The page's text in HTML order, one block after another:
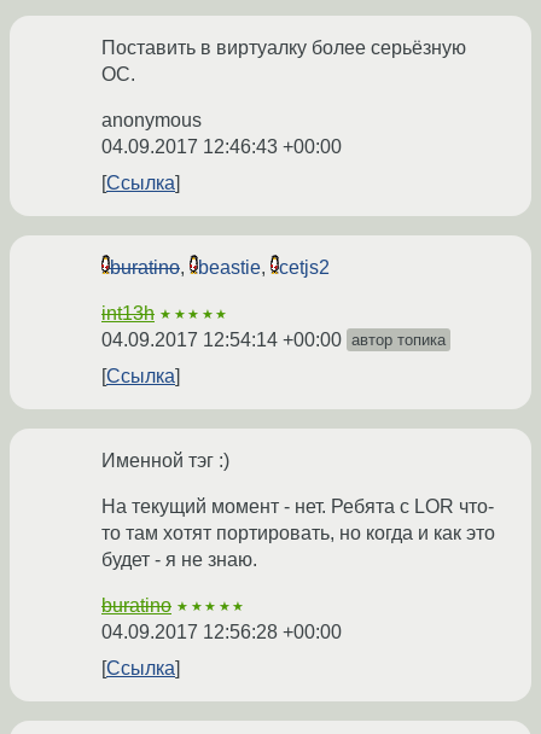
Поставить в виртуалку более серьёзную
ОС.
anonymous
04.09.2017 12:46:43 +00:00
Ссылка
buratino, beastie, cetjs2
int13h ★★★★★
04.09.2017 12:54:14 +00:00 автор топика
Ссылка
Именной тэг :)
На текущий момент - нет. Ребята с LOR что-
то там хотят портировать, но когда и как это
будет - я не знаю.
buratino ★★★★★
04.09.2017 12:56:28 +00:00
Ссылка